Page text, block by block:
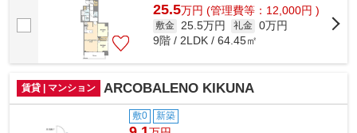
25.5万円 (管理費等：12,000円 )
敷金 25.5万円 礼金 0万円
9階 / 2LDK / 64.45㎡
賃貸 | マンション ARCOBALENO KIKUNA
敷0 新築